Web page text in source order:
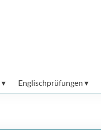
Englischprüfungen